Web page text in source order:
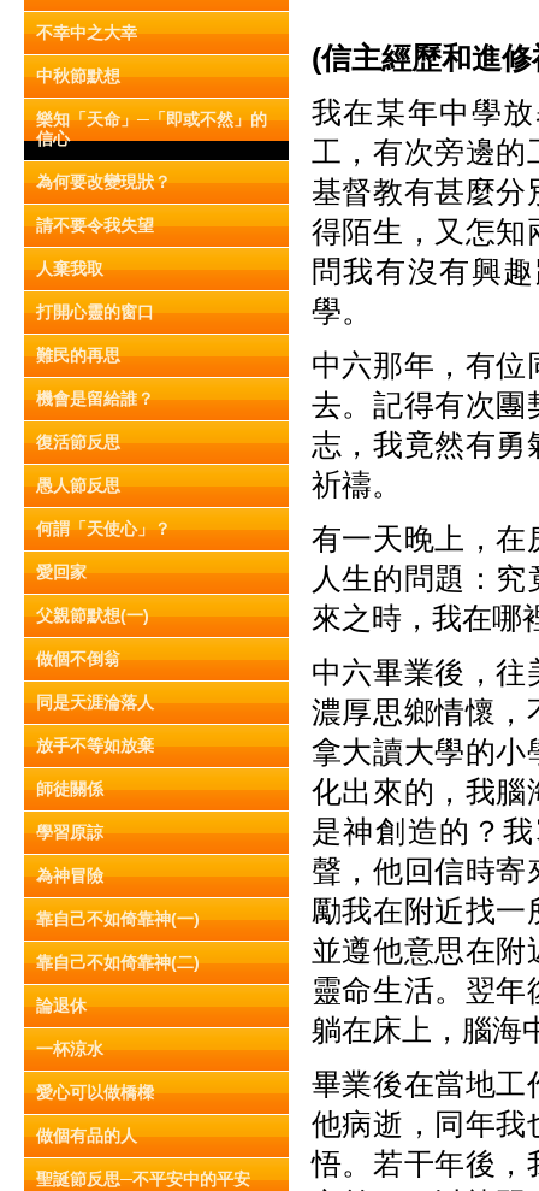
不幸中之大幸
中秋節默想
樂知「天命」─「即或不然」的
信心
為何要改變現狀？
請不要令我失望
人棄我取
打開心靈的窗口
難民的再思
機會是留給誰？
復活節反思
愚人節反思
何謂「天使心」？
愛回家
父親節默想(一)
做個不倒翁
同是天涯淪落人
放手不等如放棄
師徒關係
學習原諒
為神冒險
靠自己不如倚靠神(一)
靠自己不如倚靠神(二)
論退休
一杯涼水
愛心可以做橋樑
做個有品的人
聖誕節反思─不平安中的平安
(信主經歷和進修
我在某年中學
工，有次旁邊的
基督教有甚麼分
得陌生，又怎知
問我有沒有興
學。
中六那年，有位
去。記得有次團
志，我竟然有勇
祈禱。
有一天晚上，在
人生的問題：
來之時，我在哪
中六畢業後，往
濃厚思鄉情懷，
拿大讀大學的小
化出來的，我腦
是神創造的？
聲，他回信時寄
勵我在附近找一
並遵他意思在附
靈命生活。翌
躺在床上，腦海
畢業後在當地工
他病逝，同年我
悟。若干年後，